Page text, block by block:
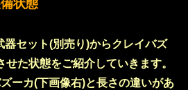
状態
器セット(別売り)からクレイバズ
た状態をご紹介していきます。
ーカ(下画像右)と長さの違いがあ